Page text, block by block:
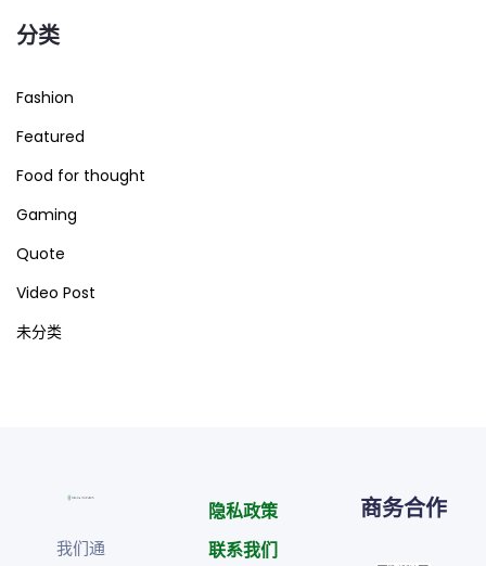
分类
Fashion
Featured
Food for thought
Gaming
Quote
Video Post
未分类
我们通
隐私政策
联系我们
商务合作